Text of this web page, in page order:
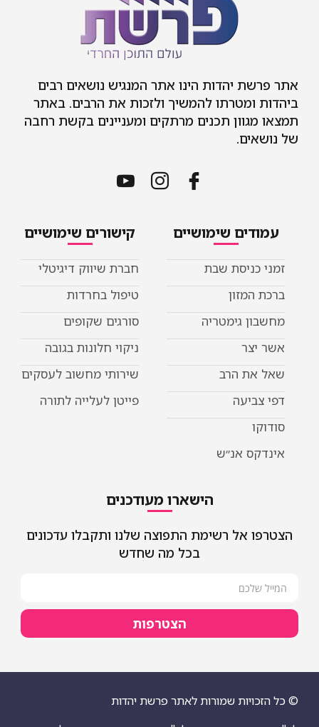
אתר פרשת יהדות הינו אתר המנגיש נושאים רבים
ביהדות ומטרתו להמשיך ולזכות את הרבים. באתר
תמצאו מגוון תכנים מרתקים ומעניינים בקשת רחבה
של נושאים.
עמודים שימושיים
זמני כניסת שבת
ברכת המזון
מחשבון גימטריה
אשר יצר
שאל את הרב
דפי צביעה
סודוקו
אינדקס אנ״ש
קישורים שימושיים
חברת שיווק דיגיטלי
טיפול בחרדות
סורגים שקופים
ניקוי חלונות בגובה
שירותי מחשוב לעסקים
פייטן לעלייה לתורה
הישארו מעודכנים
הצטרפו אל רשימת התפוצה שלנו ותקבלו עדכונים
בכל מה שחדש
הצטרפות
© כל הזכויות שמורות לאתר פרשת יהדות